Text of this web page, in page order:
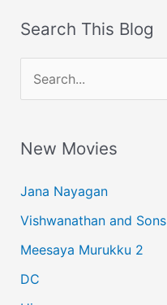
Search This Blog
e
r
h
f
o
r
New Movies
Jana Nayagan
Vishwanathan and Sons
Meesaya Murukku 2
DC